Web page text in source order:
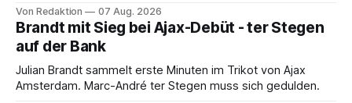
Von Redaktion 07 Aug. 2026
Brandt mit Sieg bei Ajax-Debüt - ter Stegen
auf der Bank
Julian Brandt sammelt erste Minuten im Trikot von Ajax
Amsterdam. Marc-André ter Stegen muss sich gedulden.